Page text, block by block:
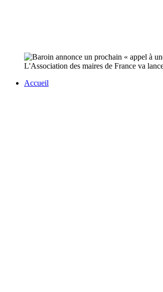
L'Association des maires de France va
Accueil